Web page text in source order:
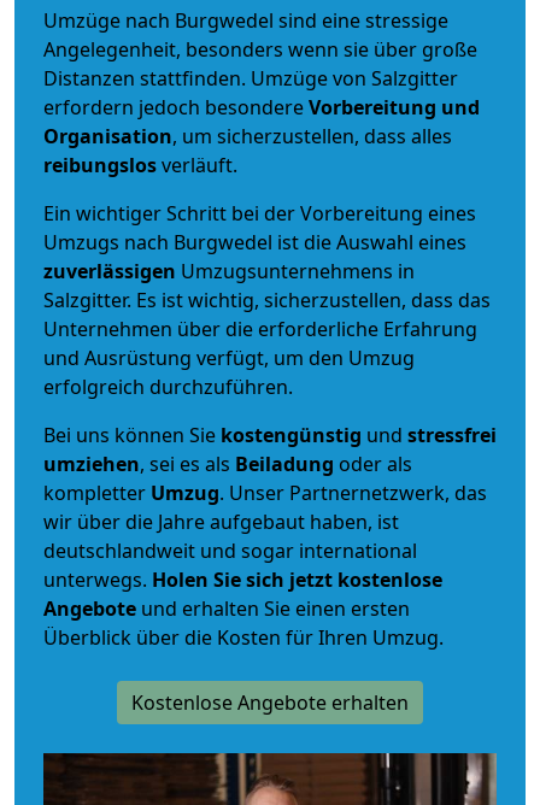
Umzüge nach Burgwedel sind eine stressige
Angelegenheit, besonders wenn sie über große
Distanzen stattfinden. Umzüge von Salzgitter
erfordern jedoch besondereVorbereitung und
Organisation, um sicherzustellen, dass alles
reibungslosverläuft.
Ein wichtiger Schritt bei der Vorbereitung eines
Umzugs nach Burgwedel ist die Auswahl eines
zuverlässigen Umzugsunternehmens in
Salzgitter. Es ist wichtig, sicherzustellen, dass das
Unternehmen über die erforderliche Erfahrung
und Ausrüstung verfügt, um den Umzug
erfolgreich durchzuführen.
Bei uns können Sie kostengünstig und stressfrei
umziehen, sei es als Beiladung oder als
kompletter Umzug. Unser Partnernetzwerk, das
wir über die Jahre aufgebaut haben, ist
deutschlandweit und sogar international
unterwegs. Holen Sie sich jetzt kostenlose
Angebote und erhalten Sie einen ersten
Überblick über die Kosten für Ihren Umzug.
Kostenlose Angebote erhalten